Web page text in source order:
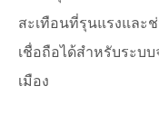
สะเทือนที่รุนแรงและ
เชื่อถือได้สำหรับระบ
เมือง